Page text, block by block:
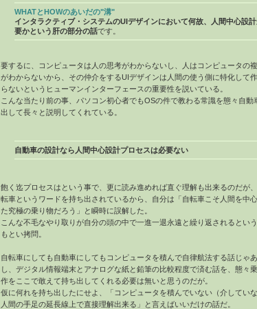
WHATとHOWのあいだの"溝"
インタラクティブ・システムのUI デザインにおいて何故、人間中心設
要かという肝の部分の話です。
要するに、コンピュータは人の思考がわからないし、人はコンピュータの
がわからないから、その仲介をするUI デザインは人間の使う側に特化して
らないというヒューマンインターフェースの重要性を説いている。
こんな当たり前の事、パソコン初心者でもOSの件で教わる常識を態々自動
出して長々と説明してくれている。
自動車の設計なら人間中心設計プロセスは必要ない
飽く迄プロセスはという事で、更に読み進めれば直ぐ理解も出来るのだが
転車というワードを持ち出されているから、自分は「自転車こそ人間を中
た究極の乗り物だろう」と瞬時に誤解した。
こんな不毛なやり取りが自分の頭の中で一進一退永遠と繰り返されるとい
もとい拷問。
自転車にしても自動車にしてもコンピュータを積んで自律航法する話じゃ
し、デジタル情報端末とアナログな紙と鉛筆の比較程度で済む話を、態々
作をここで敢えて持ち出してくれる必要は無いと思うのだが。
仮に何れを持ち出したにせよ、「コンピュータを積んでいない（介してい
人間の手足の延長線上で直接理解出来る」と言えばいいだけの話だ。